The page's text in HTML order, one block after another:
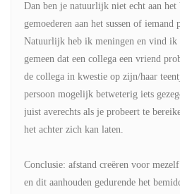
Dan ben je natuurlijk niet echt aan het
gemoederen aan het sussen of
Natuurlijk heb ik meningen en vind ik
gemeen dat een collega een vriend
de collega in kwestie op zijn/haar
persoon mogelijk betweterig iets
juist averechts als je probeert te
het achter zich kan laten.
Conclusie: afstand creëren voor
en dit aanhouden gedurende het